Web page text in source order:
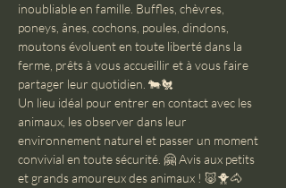
inoubliable en famille. Buffles, chèvres,
poneys, ânes, cochons, poules, dindons,
moutons évoluent en toute liberté dans la
ferme, prêts à vous accueillir et à vous faire
partager leur quotidien. 🐄🐔
Un lieu idéal pour entrer en contact avec les
animaux, les observer dans leur
environnement naturel et passer un moment
convivial en toute sécurité. 🤗 Avis aux petits
et grands amoureux des animaux ! 🐷🐥🐴